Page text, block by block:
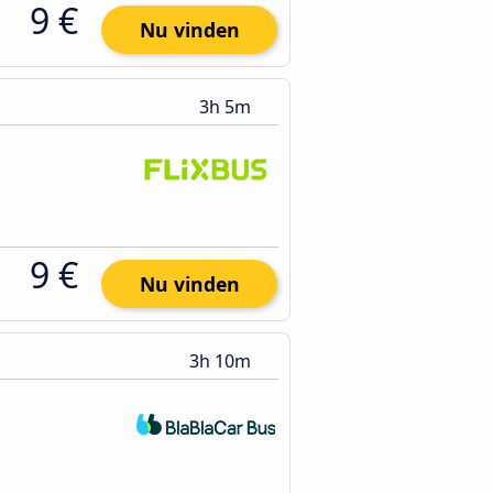
9 € Nu vinden
3h 5m
9 € Nu vinden
3h 10m